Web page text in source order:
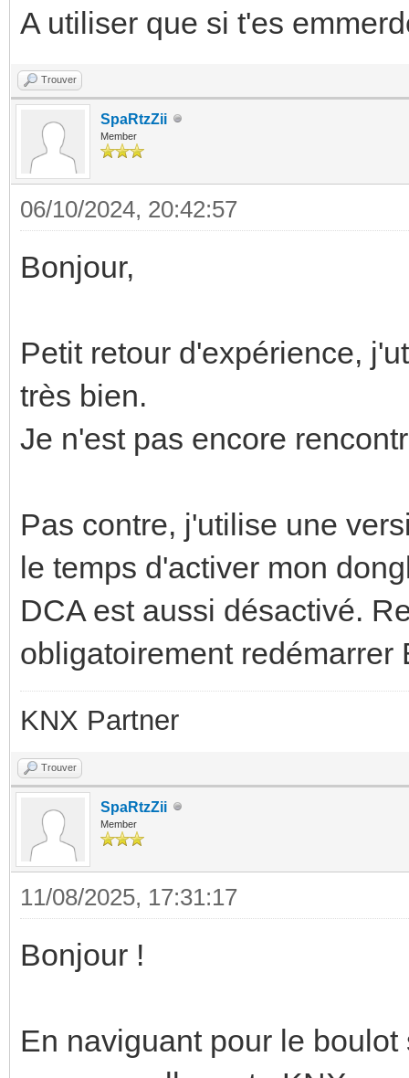
A utiliser que si t'es
Trouver
SpaRtzZii
Member
06/10/2024, 20:42:57
Bonjour,
Petit retour d'expérience,
très bien.
Je n'est pas encore
Pas contre, j'utilise une
le temps d'activer mon
DCA est aussi désactivé.
obligatoirement redémarrer
KNX Partner
Trouver
SpaRtzZii
Member
11/08/2025, 17:31:17
Bonjour !
En naviguant pour le